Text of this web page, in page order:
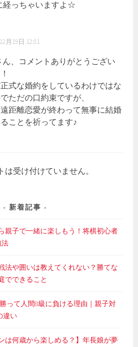
経っちゃいますよ☆
月19日 12:01
ん、コメントありがとうござい
式な婚約をしているわけではな
ただの口約束ですが、
距離恋愛が終わって無事に結婚
ことを祈ってます♪
は受け付けていません。
新着記事
親子で一緒に楽しもう！将棋初心者
法
法や囲いは教えてくれない？勝てな
でできること
勝って人間8級に負ける理由｜親子対
違い
は何歳から楽しめる？】年長娘が夢